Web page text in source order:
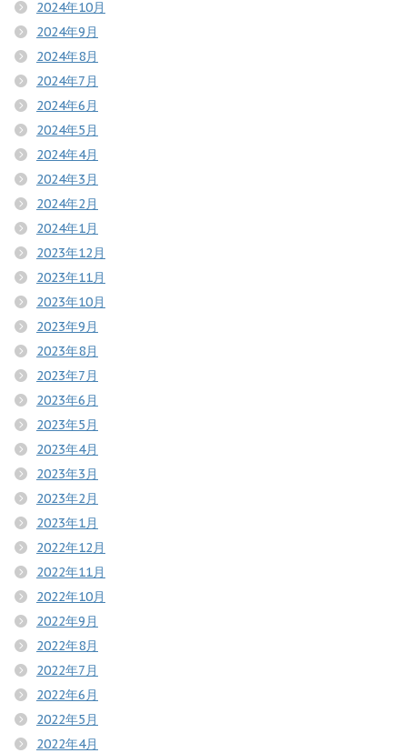
2024年10月
2024年9月
2024年8月
2024年7月
2024年6月
2024年5月
2024年4月
2024年3月
2024年2月
2024年1月
2023年12月
2023年11月
2023年10月
2023年9月
2023年8月
2023年7月
2023年6月
2023年5月
2023年4月
2023年3月
2023年2月
2023年1月
2022年12月
2022年11月
2022年10月
2022年9月
2022年8月
2022年7月
2022年6月
2022年5月
2022年4月